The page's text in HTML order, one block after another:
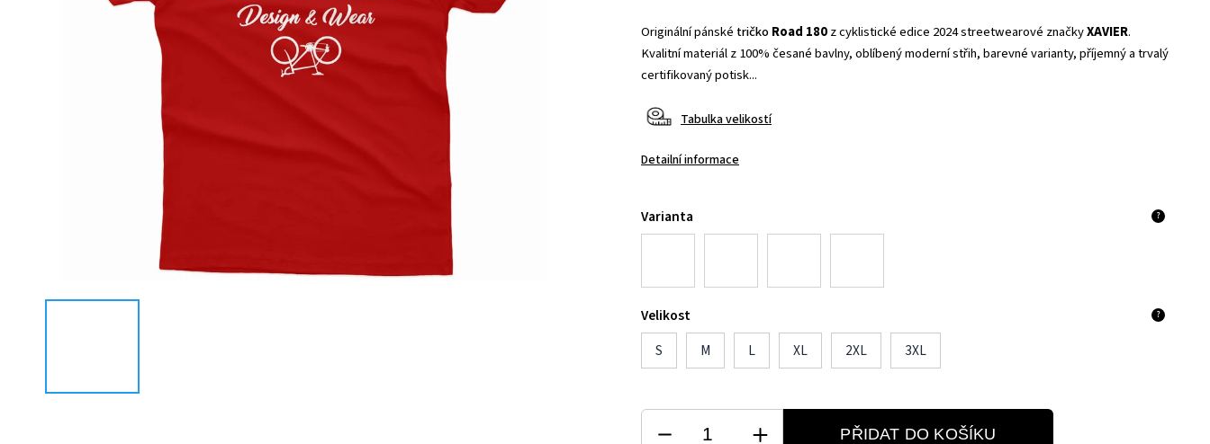
Originální pánské tričkoRoad 180z cyklistické edice 2024 streetwearové značkyXAVIER.
Kvalitní materiál z 100% česané bavlny, oblíbený moderní střih, barevné varianty, příjemný a trvalý
certifikovaný potisk...
Tabulka velikostí
Detailní informace
Varianta ?
Velikost ?
S M L XL 2XL 3XL
PŘIDAT DO KOŠÍKU